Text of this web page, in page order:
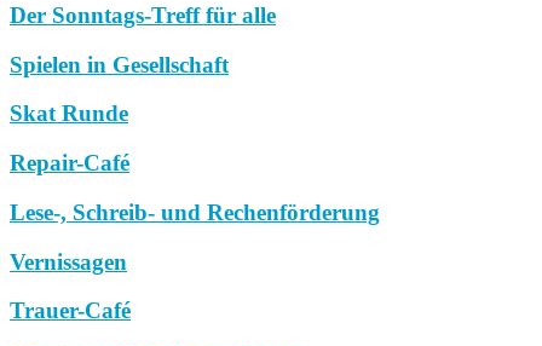
Der Sonntags-Treff für alle
Spielen in Gesellschaft
Skat Runde
Repair-Café
Lese-, Schreib- und Rechenförderung
Vernissagen
Trauer-Café